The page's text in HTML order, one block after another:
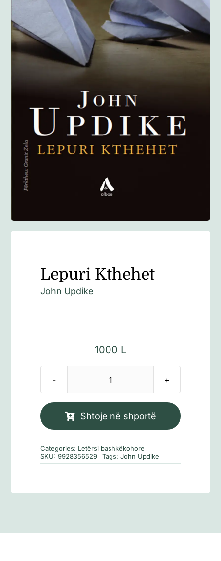
Anglisht
Ditarë
Blog
Lepuri Kthehet
John Updike
1000 L
Sasi
Kthehet
Shtoje në shportë
Categories: Letërsi bashkëkohore
SKU:9928356529 Tags:John Updike